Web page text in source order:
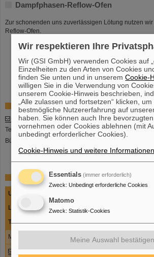
Dampfphasen-Reflow-Ofen
Zur schonenden uns zuverlässigen Lötung nutzen
Reflow-Ofen.
Bestückung & Montage
Elektronik-Module
Leitung
Dr. Michael Traxler
Tel +49-6159-71-1348
Büro SB2 2.254
Organisation der Gruppe Fertigung
Untergruppe
Leitung
Telefon
Materialbeschaffung und Auftragsvergabe
Dr. Michael Traxler
Wir respektieren Ihre
Wir (GSI GmbH) verwenden Cookies auf
Einzelheiten zu den Arten von Cookies
finden Sie unten und in unseremCookie-
willigen Sie in die Verwendung von
unserem Cookie-Hinweis beschrieben,
„Alle zulassen und fortsetzen“ klicken, um
bestmögliche Nutzererfahrung auf
haben. Sie können auch Ihre
vornehmen oder Cookies ablehnen (mit
unbedingt erforderlicher Cookies).
Cookie-Hinweis und weitere Informationen
Essentials (immer erforderlich)
Zweck: Unbedingt erforderliche Cookies
Matomo
Zweck: Statistik-Cookies
Meine Auswahl bestätigen